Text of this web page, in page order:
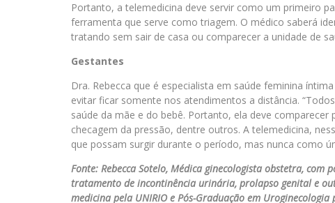
Portanto, a telemedicina deve servir como um primeiro
ferramenta que serve como triagem. O médico saberá
tratando sem sair de casa ou comparecer a unidade de
Gestantes
Dra. Rebecca que é especialista em saúde feminina
evitar ficar somente nos atendimentos a distância.
saúde da mãe e do bebê. Portanto, ela deve
checagem da pressão, dentre outros. A telemedicina,
que possam surgir durante o período, mas nunca como
Fonte: Rebecca Sotelo, Médica ginecologista obstetra, com
tratamento de incontinência urinária, prolapso genital e
medicina pela UNIRIO e Pós-Graduação em Uroginecologia